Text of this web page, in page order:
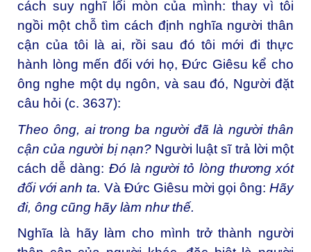
cách suy nghĩ lối mòn của mình: thay vì tôi
ngồi một chỗ tìm cách định nghĩa người thân
cận của tôi là ai, rồi sau đó tôi mới đi thực
hành lòng mến đối với họ, Đức Giêsu kể cho
ông nghe một dụ ngôn, và sau đó, Người đặt
câu hỏi (c. 3637):
Theo ông, ai trong ba người đã là người thân
cận của người bị nạn? Người luật sĩ trả lời một
cách dễ dàng: Đó là người tỏ lòng thương xót
đối với anh ta. Và Đức Giêsu mời gọi ông: Hãy
đi, ông cũng hãy làm như thế.
Nghĩa là hãy làm cho mình trở thành người